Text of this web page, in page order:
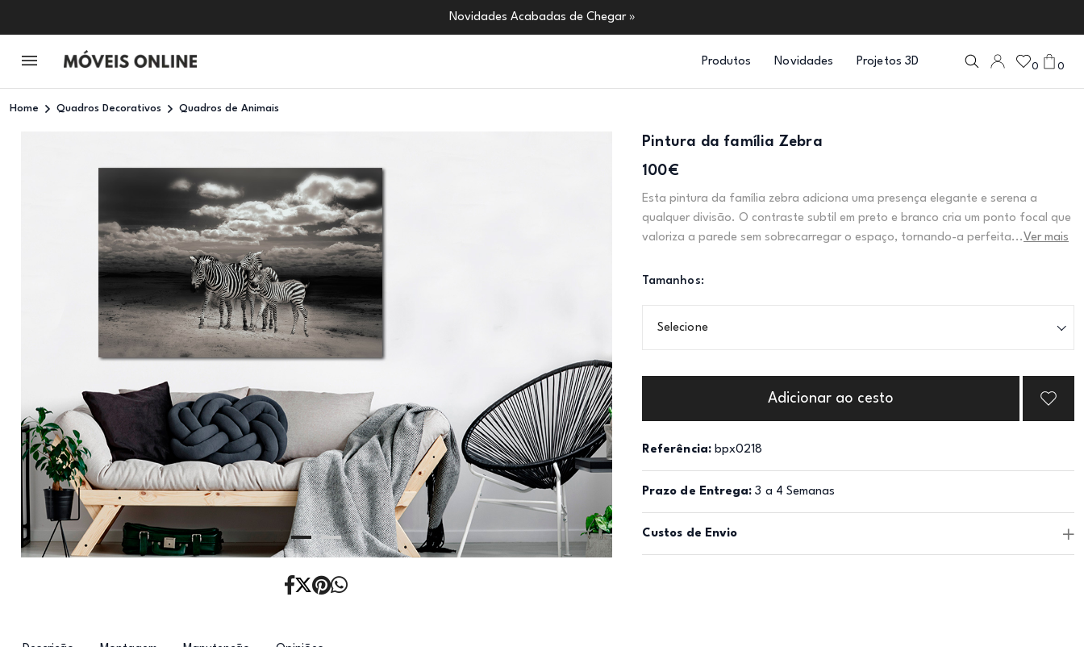
Novidades Acabadas de Chegar »
Produtos Novidades Projetos 3D 0 0
Home Quadros Decorativos Quadros de Animais
Pintura da família Zebra
100€
Esta pintura da família zebra adiciona uma presença elegante e serena a
qualquer divisão. O contraste subtil em preto e branco cria um ponto focal que
valoriza a parede sem sobrecarregar o espaço, tornando-a perfeita... Ver mais
Tamanhos:
Selecione
Adicionar ao cesto
Referência: bpx0218
Prazo de Entrega: 3 a 4 Semanas
Custos de Envio